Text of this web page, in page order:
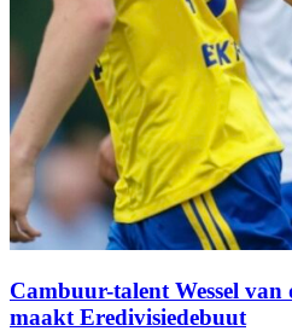
Cambuur-talent Wessel
maakt Eredivisiedebuut